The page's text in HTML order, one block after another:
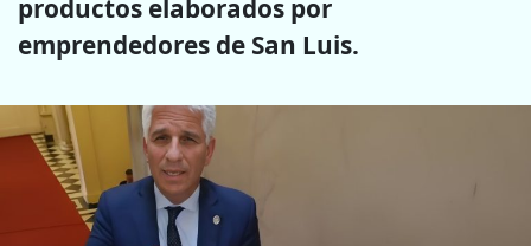
productos elaborados por
emprendedores de San Luis.